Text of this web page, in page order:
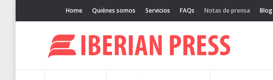
Home Quiénes somos Servicios FAQs Notas de prensa Blog